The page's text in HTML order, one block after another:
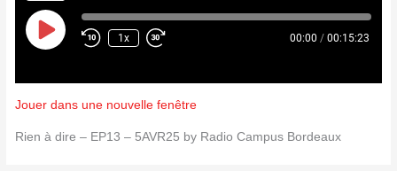
Play
Episode
1x 00:00 / 00:15:23
Jouer dans une nouvelle fenêtre
Rien à dire – EP13 – 5AVR25 by Radio Campus Bordeaux